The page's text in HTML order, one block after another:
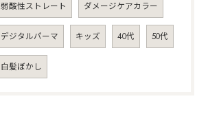
弱酸性ストレート ダメージケアカラー
デジタルパーマ キッズ 40代 50代
白髪ぼかし